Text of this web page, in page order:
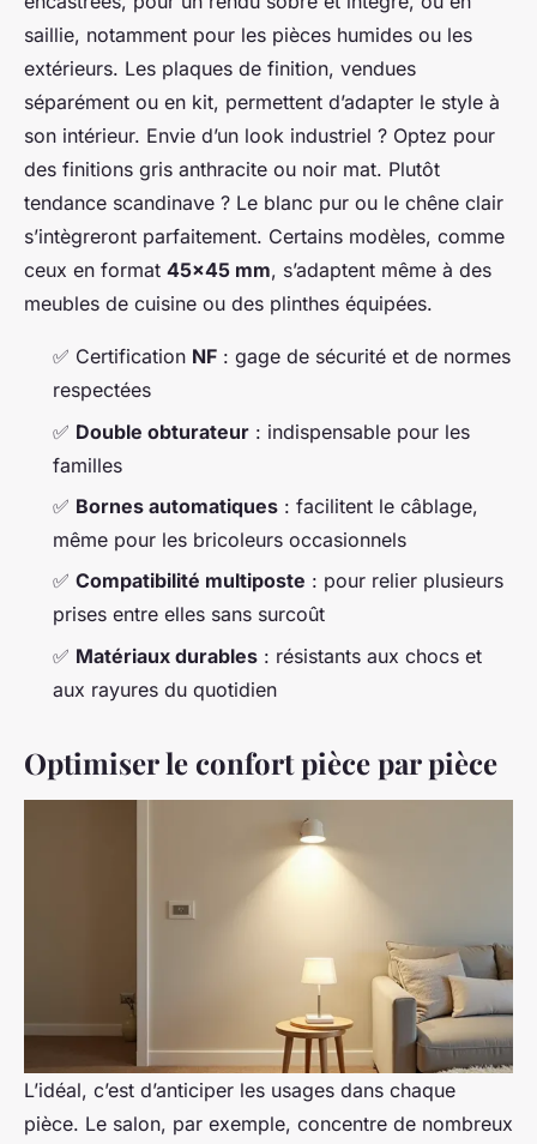
saillie, notamment pour les pièces humides ou les
extérieurs. Les plaques de finition, vendues
séparément ou en kit, permettent d’adapter le style à
son intérieur. Envie d’un look industriel ? Optez pour
des finitions gris anthracite ou noir mat. Plutôt
tendance scandinave ? Le blanc pur ou le chêne clair
s’intègreront parfaitement. Certains modèles, comme
ceux en format 45x45 mm, s’adaptent même à des
meubles de cuisine ou des plinthes équipées.
✅ Certification NF : gage de sécurité et de normes
respectées
✅ Double obturateur : indispensable pour les
familles
✅ Bornes automatiques : facilitent le câblage,
même pour les bricoleurs occasionnels
✅ Compatibilité multiposte : pour relier plusieurs
prises entre elles sans surcoût
✅ Matériaux durables : résistants aux chocs et
aux rayures du quotidien
Optimiser le confort pièce par pièce
L’idéal, c’est d’anticiper les usages dans chaque
pièce. Le salon, par exemple, concentre de nombreux